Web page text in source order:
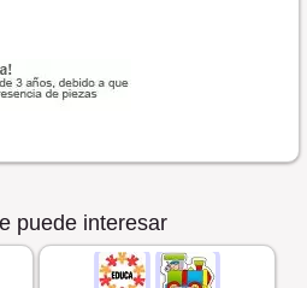
puede interesar